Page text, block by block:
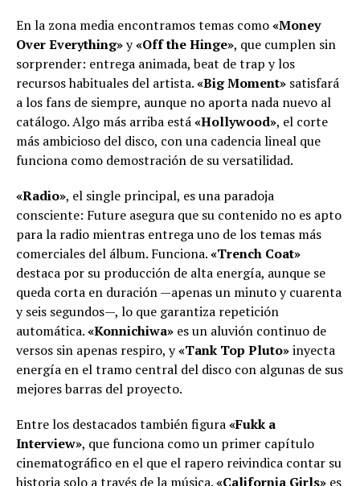
En la zona media encontramos temas como«Money
Over Everything»y«Off the Hinge», que cumplen sin
sorprender: entrega animada, beat de trap y los
recursos habituales del artista.«Big Moment» satisfará
a los fans de siempre, aunque no aporta nada nuevo al
catálogo. Algo más arriba está«Hollywood», el corte
más ambicioso del disco, con una cadencia lineal que
funciona como demostración de su versatilidad.
«Radio», el single principal, es una paradoja
consciente: Future asegura que su contenido no es apto
para la radio mientras entrega uno de los temas más
comerciales del álbum. Funciona.«Trench Coat»
destaca por su producción de alta energía, aunque se
queda corta en duración —apenas un minuto y cuarenta
y seis segundos—, lo que garantiza repetición
automática.«Konnichiwa» es un aluvión continuo de
versos sin apenas respiro, y«Tank Top Pluto»inyecta
energía en el tramo central del disco con algunas de sus
mejores barras del proyecto.
Entre los destacados también figura«Fukk a
Interview», que funciona como un primer capítulo
cinematográfico en el que el rapero reivindica contar su
historia solo a través de la música.«California Girls» es